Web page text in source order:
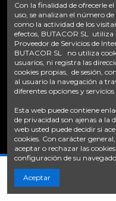
Enlaces
Inicio Sobre nosotros
Política de privacidad
Términos y condiciones
Contáctanos
638 28 57 85
© FONTACOR
2026 Todos
Con la finalidad de ofrecerle
uso, se analizan el número
como la actividad de los
efectos, BUTACOR SL
Proveedor de Servicios de
BUTACOR SL no utiliza
usuarios, ni registra las
cookies propias, de sesión,
al usuario la navegación a
diferentes opciones y
Esta web puede contiene
de privacidad son ajenas a la
web usted puede decidir si
cookies. Con carácter
aceptar o rechazar las
configuración de su
Aceptar